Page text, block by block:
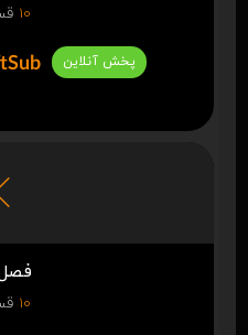
10
پخش آنلاین
فصل
10